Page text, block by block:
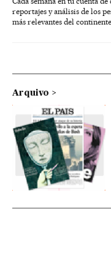
reportajes y análisis de los
más relevantes del
Arquivo